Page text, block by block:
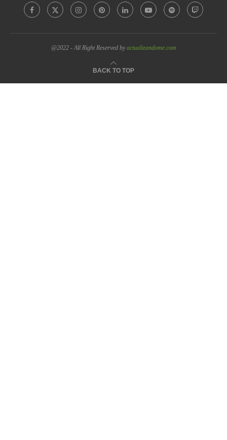
@2022 - All Right Reserved byactualizandome.com
BACK TO TOP